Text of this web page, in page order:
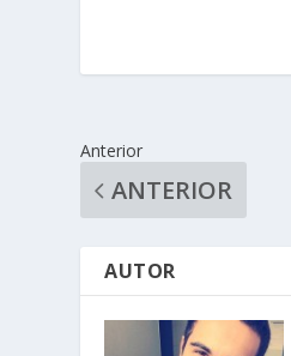
Anterior
ANTERIOR
AUTOR